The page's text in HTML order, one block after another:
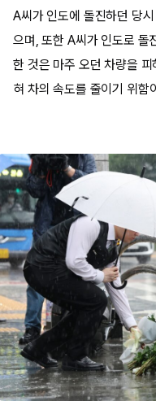
A씨가 인도에 돌진하던 당
으며, 또한 A씨가 인도로 돌
한 것은 마주 오던 차량을
혀 차의 속도를 줄이기 위함